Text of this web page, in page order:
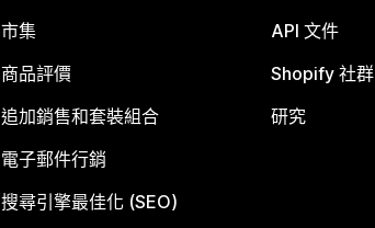
市集
商品評價
追加銷售和套裝組合
電子郵件行銷
搜尋引擎最佳化 (SEO)
API 文件
Shopify 社群
研究